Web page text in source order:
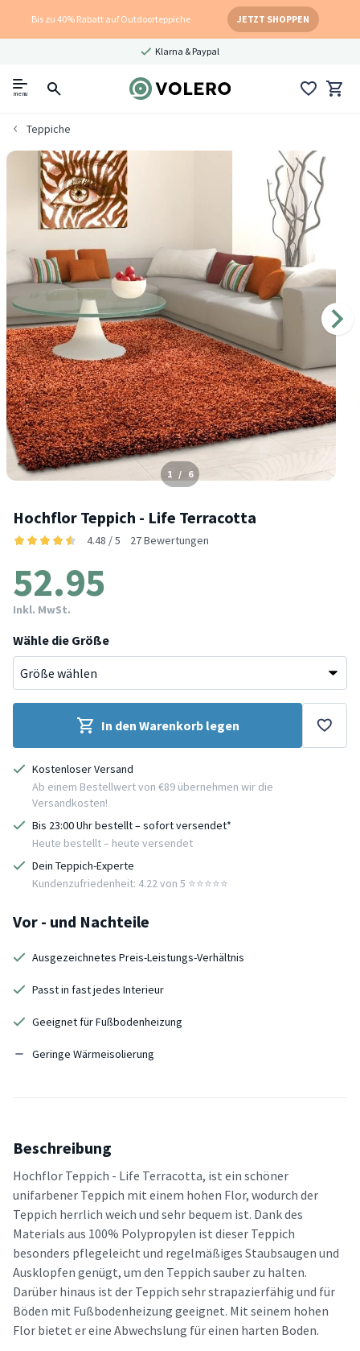
Bis zu 40% Rabatt auf Outdoorteppiche JETZT SHOPPEN
Klarna & Paypal
menu
Teppiche
1 / 6
Hochflor Teppich - Life Terracotta
4.48 / 5 27 Bewertungen
52.95
Inkl. MwSt.
Wähle die Größe
In den Warenkorb legen
Kostenloser Versand
Ab einem Bestellwert von €89 übernehmen wir die
Versandkosten!
Bis 23:00 Uhr bestellt – sofort versendet*
Heute bestellt – heute versendet
Dein Teppich-Experte
Kundenzufriedenheit: 4.22 von 5 ⭐️⭐️⭐️⭐️⭐️
Vor - und Nachteile
Ausgezeichnetes Preis-Leistungs-Verhältnis
Passt in fast jedes Interieur
Geeignet für Fußbodenheizung
Geringe Wärmeisolierung
Beschreibung
Hochflor Teppich - Life Terracotta, ist ein schöner
unifarbener Teppich mit einem hohen Flor, wodurch der
Teppich herrlich weich und sehr bequem ist. Dank des
Materials aus 100% Polypropylen ist dieser Teppich
besonders pflegeleicht und regelmäßiges Staubsaugen und
Ausklopfen genügt, um den Teppich sauber zu halten.
Darüber hinaus ist der Teppich sehr strapazierfähig und für
Böden mit Fußbodenheizung geeignet. Mit seinem hohen
Flor bietet er eine Abwechslung für einen harten Boden.